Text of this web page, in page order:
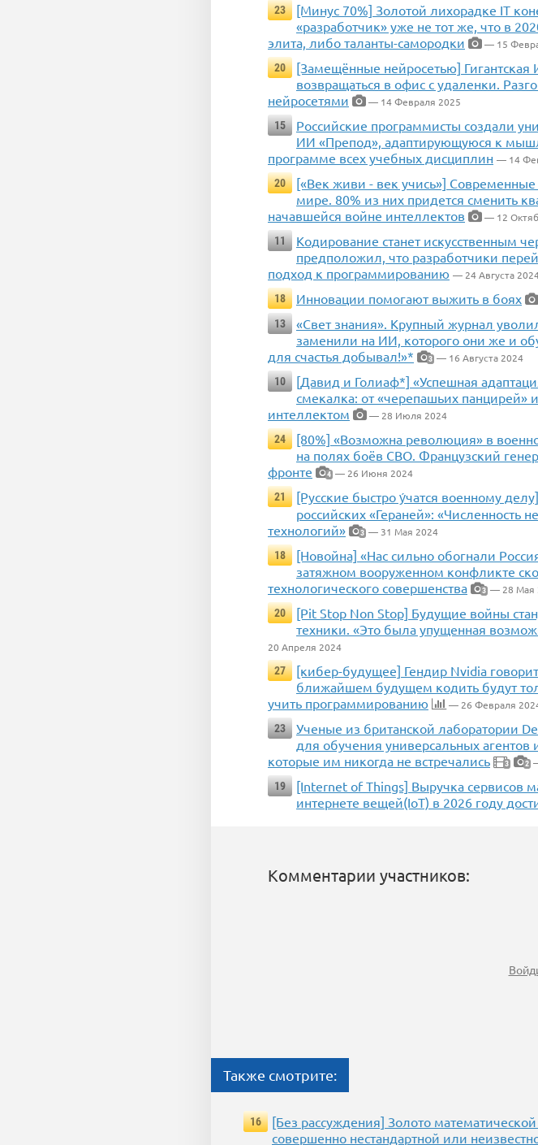
23
[Минус 70%] Золотой лихорадке IT
«разработчик» уже не тот же, что в
элита, либо таланты-самородки
— 15
20
[Замещённые нейросетью] Гигантская
возвращаться в офис с удаленки.
нейросетями
— 14 Февраля 2025
15
Российские программисты создали
ИИ «Препод», адаптирующуюся к
программе всех учебных дисциплин — 14
20
[«Век живи - век учись»]
мире. 80% из них придется сменить
начавшейся войне интеллектов
— 12
11
Кодирование станет искусственным
предположил, что разработчики
подход к программированию — 24 Августа
18
Инновации помогают выжить в боях
13
«Свет знания». Крупный журнал
заменили на ИИ, которого они же и
для счастья добывал!»*
3 — 16 Августа 2024
10
[Давид и Голиаф*] «Успешная
смекалка: от «черепашьих панцирей»
интеллектом
— 28 Июля 2024
24
[80%] «Возможна революция» в
на полях боёв СВО. Французский
фронте
4 — 26 Июня 2024
21
[Русские быстро у́чатся военному
российских «Гераней»: «Численность
технологий»
3 — 31 Мая 2024
18
[Новойна] «Нас сильно обогнали
затяжном вооруженном конфликте
технологического совершенства
3 — 28 Мая
20
[Pit Stop Non Stop] Будущие войны
техники. «Это была упущенная
20 Апреля 2024
27
[кибер-будущее] Гендир Nvidia
ближайшем будущем кодить будут
учить программированию
— 26 Февраля
23
Ученые из британской лаборатории
для обучения универсальных агентов
которые им никогда не встречались
3 2
19
[Internet of Things] Выручка сервисов
интернете вещей(IoT) в 2026 году
Комментарии участников:
Также смотрите:
16
[Без рассуждения] Золото
совершенно нестандартной или